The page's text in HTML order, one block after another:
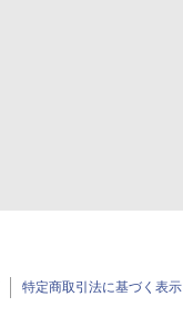
特定商取引法に基づく表示